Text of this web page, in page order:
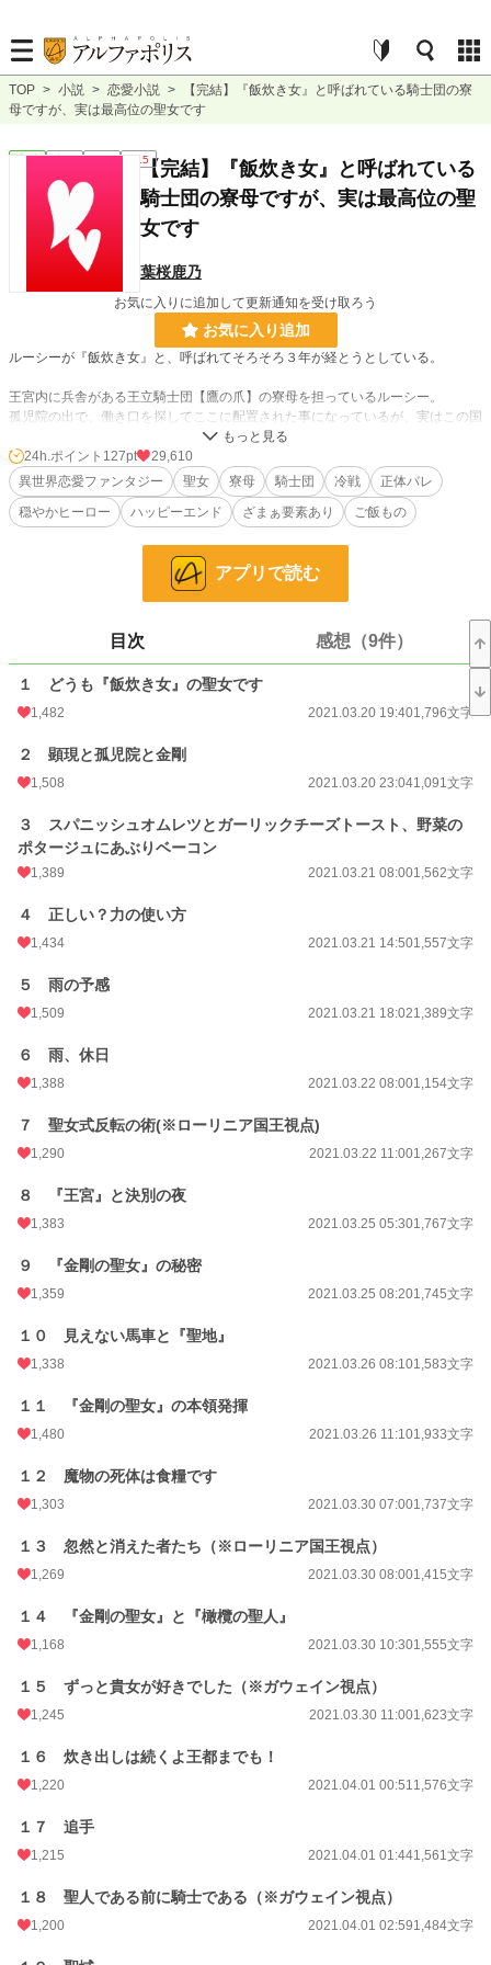
TOP > 小説 > 恋愛小説 >
【完結】『飯炊き女』と呼ばれている騎士団の寮
母ですが、実は最高位の聖女です
恋愛 完結 短編 R15【完結】『飯炊き女』と呼ばれている
騎士団の寮母ですが、実は最高位の聖
女です
葉桜鹿乃
お気に入りに追加して更新通知を受け取ろう
お気に入り追加
ルーシーが『飯炊き女』と、呼ばれてそろそろ３年が経とうとしている。
王宮内に兵舎がある王立騎士団【鷹の爪】の寮母を担っているルーシー。
孤児院の出で、働き口を探してここに配置された事になっているが、実はこの国
の最も高貴な存在とされる『金剛の聖女』である。
王宮という国で一番安全な場所で、更には周囲に常に複数人の騎士が控えている
場所に、本人と王族、宰相が話し合って所属することになったものの、存在を秘
する為に扱いは『飯炊き女』である。
働くのは苦では無いし、顔を隠すための不細工な丸眼鏡にソバカスと眉を太くす
る化粧、粗末な服。これを襲いに来るような輩は男所帯の騎士団にも居ないし、
聖女の力で存在感を常に薄めるようにしている。
何故このような擬態をしているかというと、隣国から聖女を狙って何者かが間者
として侵入していると言われているためだ。
隣国は既に瘴気で汚れた土地が多くなり、作物もまともに育たないと聞いて、ル
ーシーはしばらく隣国に行ってもいいと思っているのだが、長く冷戦状態にある
説得する教養もなく……。
そんな折、ある日の月夜に、明日の雨を予見して変装をせずに水汲みをしている
ーに優しい一人の騎士だった。
※感想の取り扱いは近況ボードを参照してください。
小説
恋愛 4,134 位 / 66,372 件
お気に入り
24h.ポイント 127 pt
文字数
更新日時 2021.04.01 04:52
初回完結日時 2021.04.01 12:57
累計ポイント
24h.ポイント 127pt
29,610
異世界恋愛ファンタジー
聖女 寮母 騎士団 冷戦
正体バレ
穏やかヒーロー
ハッピーエンド ざまぁ要素あり ご飯もの
アプリで読む
目次 感想（9件）
１ どうも『飯炊き女』の聖女です
1,482 2021.03.20 19:401,796文字
２ 顕現と孤児院と金剛
1,508 2021.03.20 23:041,091文字
３ スパニッシュオムレツとガーリックチーズトースト、野菜の
ポタージュにあぶりベーコン
1,389 2021.03.21 08:001,562文字
４ 正しい？力の使い方
1,434 2021.03.21 14:501,557文字
５ 雨の予感
1,509 2021.03.21 18:021,389文字
６ 雨、休日
1,388 2021.03.22 08:001,154文字
７ 聖女式反転の術(※ローリニア国王視点)
1,290 2021.03.22 11:001,267文字
８ 『王宮』と決別の夜
1,383 2021.03.25 05:301,767文字
９ 『金剛の聖女』の秘密
1,359 2021.03.25 08:201,745文字
１０ 見えない馬車と『聖地』
1,338 2021.03.26 08:101,583文字
１１ 『金剛の聖女』の本領発揮
1,480 2021.03.26 11:101,933文字
１２ 魔物の死体は食糧です
1,303 2021.03.30 07:001,737文字
１３ 忽然と消えた者たち（※ローリニア国王視点）
1,269 2021.03.30 08:001,415文字
１４ 『金剛の聖女』と『橄欖の聖人』
1,168 2021.03.30 10:301,555文字
１５ ずっと貴女が好きでした（※ガウェイン視点）
1,245 2021.03.30 11:001,623文字
１６ 炊き出しは続くよ王都までも！
1,220 2021.04.01 00:511,576文字
１７ 追手
1,215 2021.04.01 01:441,561文字
１８ 聖人である前に騎士である（※ガウェイン視点）
1,200 2021.04.01 02:591,484文字